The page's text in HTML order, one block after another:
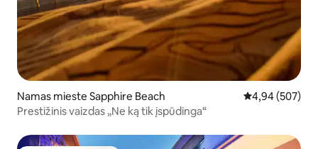
Namas mieste Sapphire Beach Vidutinis
4,94 (507)
Prestižinis vaizdas „Ne ką tik įspūdinga“